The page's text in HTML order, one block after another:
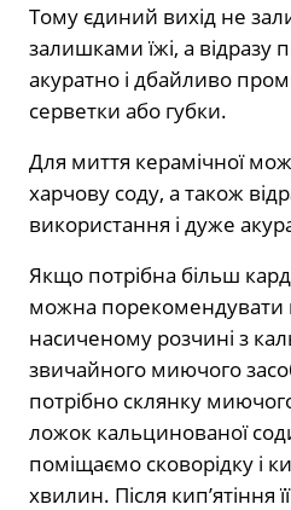
Тому єдиний вихід не
залишками їжі, а відразу
акуратно і дбайливо
серветки або губки.
Для миття керамічної
харчову соду, а також
використання і дуже
Якщо потрібна більш
можна порекомендувати
насиченому розчині з
звичайного миючого
потрібно склянку
ложок кальцинованої
поміщаємо сковорідку і
хвилин. Після кип’ятіння